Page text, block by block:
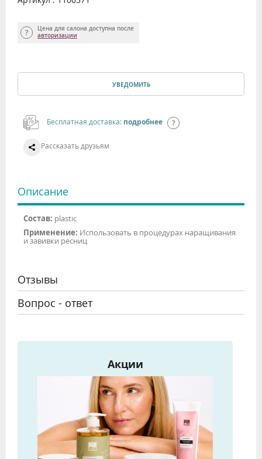
Цена для салона доступна после
авторизации
УВЕДОМИТЬ
Бесплатная доставка: подробнее
Рассказать друзьям
Описание
Состав: plastic
Применение: Использовать в процедурах наращивания
и завивки ресниц
Отзывы
Вопрос - ответ
Акции